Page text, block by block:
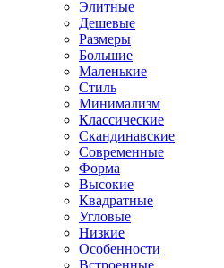
Элитные
Дешевые
Размеры
Большие
Маленькие
Стиль
Минимализм
Классические
Скандинавские
Современные
Форма
Высокие
Квадратные
Угловые
Низкие
Особенности
Встроенные